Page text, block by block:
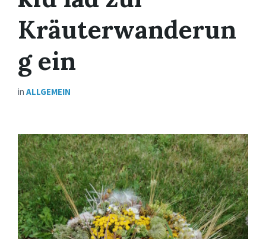
Kräuterwanderun
g ein
in ALLGEMEIN